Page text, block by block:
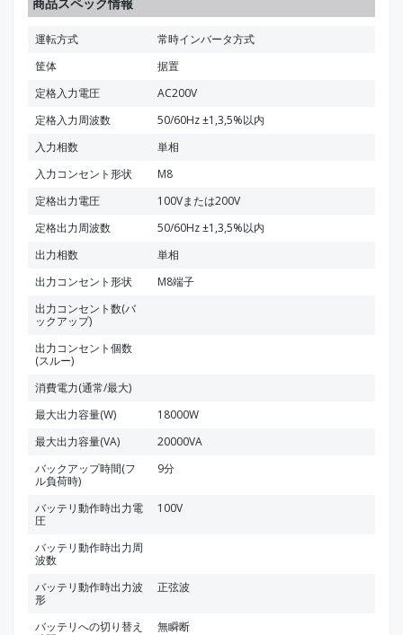
運転方式
常時インバータ方式
筐体
据置
定格入力電圧
AC200V
定格入力周波数
50/60Hz ±1,3,5%以内
入力相数
単相
入力コンセント形状
M8
定格出力電圧
100Vまたは200V
定格出力周波数
50/60Hz ±1,3,5%以内
出力相数
単相
出力コンセント形状
M8端子
出力コンセント数(バ
ックアップ)
出力コンセント個数
(スルー)
消費電力(通常/最大)
最大出力容量(W)
18000W
最大出力容量(VA)
20000VA
バックアップ時間(フ
ル負荷時)
9分
バッテリ動作時出力電
圧
100V
バッテリ動作時出力周
波数
バッテリ動作時出力波
形
正弦波
バッテリへの切り替え
無瞬断